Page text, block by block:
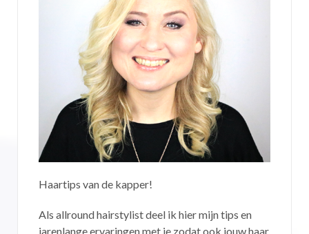
Haartips van de kapper!
Als allround hairstylist deel ik hier mijn tips en
jarenlange ervaringen met je zodat ook jouw haar